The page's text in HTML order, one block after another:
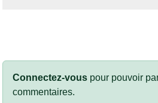
Connectez-vous pour pouvoir
commentaires.